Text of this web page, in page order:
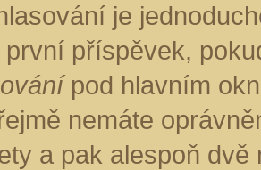
je
první příspěvek,
pod hlavním
nemáte
a pak alespoň